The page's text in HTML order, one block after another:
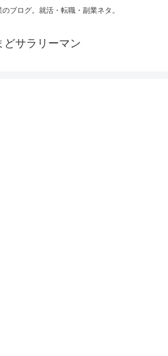
ブログ。就活・転職・副業ネタ。
どサラリーマン